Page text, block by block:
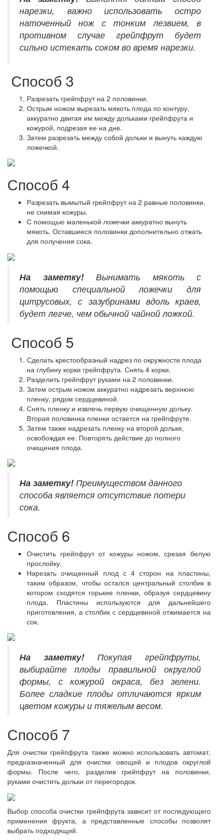
нарезки, важно использовать остро
наточенный нож с тонким лезвием, в
противном случае грейпфрут будет
сильно истекать соком во время нарезки.
Способ 3
Разрезать грейпфрут на 2 половинки.
Острым ножом вырезать мякоть плода по контуру,
аккуратно двигая им между дольками грейпфрута и
кожурой, подрезая ее на дне.
Затем разрезать между собой дольки и вынуть каждую
ложечкой.
Способ 4
Разрезать вымытый грейпфрут на 2 равные половинки,
не снимая кожуры.
С помощью маленькой ложечки аккуратно вынуть
мякоть. Оставшиеся половинки дополнительно отжать
для получения сока.
На заметку!Вынимать мякоть с
помощью специальной ложечки для
цитрусовых, с зазубринами вдоль краев,
будет легче, чем обычной чайной ложкой.
Способ 5
Сделать крестообразный надрез по окружности плода
на глубину корки грейпфрута. Снять 4 корки.
Разделить грейпфрут руками на 2 половинки.
Затем острым ножом аккуратно надрезать верхнюю
пленку, рядом сердцевиной.
Снять пленку и извлечь первую очищенную дольку.
Вторая половинка пленки остается на грейпфруте.
Затем также надрезать пленку на второй дольке,
освобождая ее. Повторять действие до полного
очищения плода.
На заметку!Преимуществом данного
способа является отсутствие потери
сока.
Способ 6
Очистить грейпфрут от кожуры ножом, срезая белую
прослойку.
Нарезать очищенный плод с 4 сторон на пластины,
таким образом, чтобы остался центральный столбик в
котором сходятся горькие пленки, образуя сердцевину
плода. Пластины используются для дальнейшего
приготовления, а столбик с сердцевиной отжимается на
сок.
На заметку!Покупая грейпфруты,
выбирайте плоды правильной округлой
формы, с кожурой окраса, без зелени.
Более сладкие плоды отличаются ярким
цветом кожуры и тяжелым весом.
Способ 7
Для очистки грейпфрута также можно использовать автомат,
предназначенный для очистки овощей и плодов округлой
формы. После чего, разделив грейпфрут на половинки,
руками очистить дольки от перегородок.
Выбор способа очистки грейпфрута зависит от последующего
применения фрукта, а представленные способы позволят
выбрать подходящий.